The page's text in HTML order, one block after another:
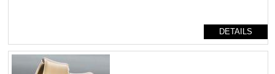
DETAILS